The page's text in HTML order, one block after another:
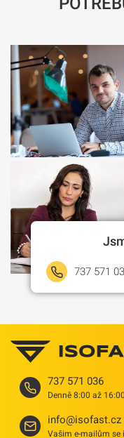
737 571
737 571 036
Denně 8:00 až 16:00
info@isofast.cz
Vašim e-mailům se